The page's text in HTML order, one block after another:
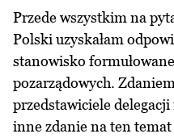
Przede wszystkim na
Polski uzyskałam
stanowisko
pozarządowych.
przedstawiciele
inne zdanie na ten temat